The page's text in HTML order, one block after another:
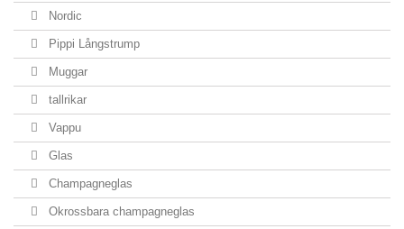
Nordic
Pippi Långstrump
Muggar
tallrikar
Vappu
Glas
Champagneglas
Okrossbara champagneglas